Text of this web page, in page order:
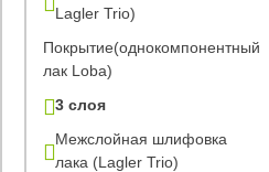
Lagler Trio)
Покрытие(однокомпонентный
лак Loba)
3 слоя
Межслойная шлифовка
лака (Lagler Trio)